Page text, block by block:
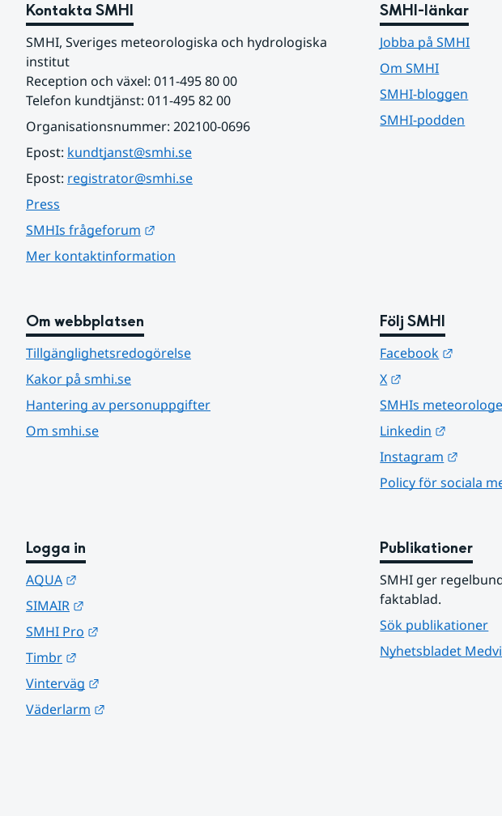
Kontakta SMHI
SMHI, Sveriges meteorologiska och hydrologiska
institut
Reception och växel: 011-495 80 00
Telefon kundtjänst: 011-495 82 00
Organisationsnummer: 202100-0696
Epost: kundtjanst@smhi.se
Epost: registrator@smhi.se
Press
SMHIs frågeforum
Mer kontaktinformation
SMHI-länkar
Jobba på SMHI
Om SMHI
SMHI-bloggen
SMHI-podden
Om webbplatsen
Tillgänglighetsredogörelse
Kakor på smhi.se
Hantering av personuppgifter
Om smhi.se
Följ SMHI
Facebook
X
SMHIs
Linkedin
Instagram
Policy för sociala
Logga in
AQUA
SIMAIR
SMHI Pro
Timbr
Vinterväg
Väderlarm
Publikationer
SMHI ger
faktablad.
Sök publikationer
Nyhetsbladet